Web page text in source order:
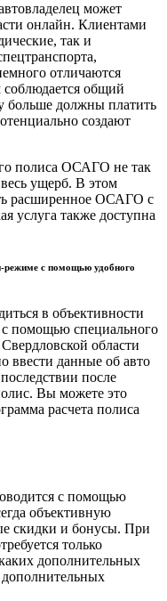
может
онлайн. Клиентами
так и
отличаются
соблюдается общий
больше должны платить
создают
полиса ОСАГО не так
ущерб. В этом
расширенное ОСАГО с
услуга также доступна
с помощью удобного
в объективности
с помощью специального
области
ввести данные об авто
после
Вы можете это
расчета полиса
с помощью
объективную
скидки и бонусы. При
только
дополнительных